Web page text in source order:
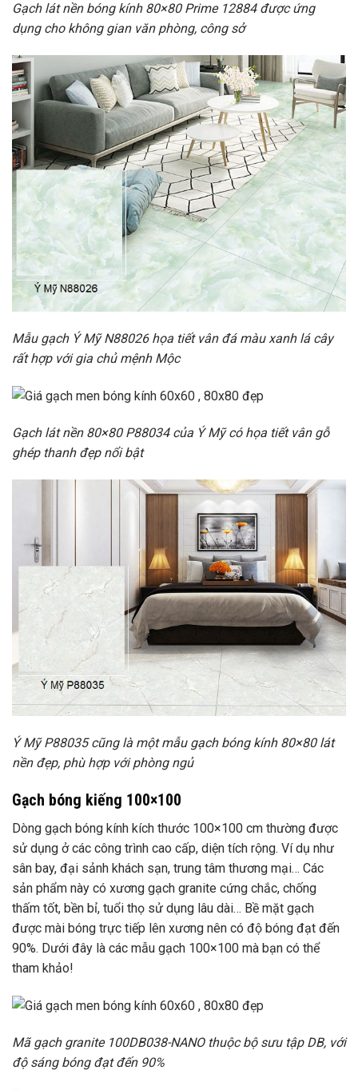
Gạch lát nền bóng kính 80×80 Prime 12884 được ứng
dụng cho không gian văn phòng, công sở
Mẫu gạch Ý Mỹ N88026 họa tiết vân đá màu xanh lá cây
rất hợp với gia chủ mệnh Mộc
Gạch lát nền 80×80 P88034 của Ý Mỹ có họa tiết vân gỗ
ghép thanh đẹp nổi bật
Ý Mỹ P88035 cũng là một mẫu gạch bóng kính 80×80 lát
nền đẹp, phù hợp với phòng ngủ
Gạch bóng kiếng 100×100
Dòng gạch bóng kính kích thước 100×100 cm thường được
sử dụng ở các công trình cao cấp, diện tích rộng. Ví dụ như
sân bay, đại sảnh khách sạn, trung tâm thương mại… Các
sản phẩm này có xương gạch granite cứng chắc, chống
thấm tốt, bền bỉ, tuổi thọ sử dụng lâu dài… Bề mặt gạch
được mài bóng trực tiếp lên xương nên có độ bóng đạt đến
90%. Dưới đây là các mẫu gạch 100×100 mà bạn có thể
tham khảo!
Mã gạch granite 100DB038-NANO thuộc bộ sưu tập DB, với
độ sáng bóng đạt đến 90%